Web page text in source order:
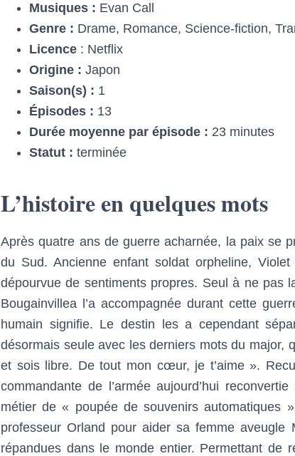
Musiques : Evan Call
Genre : Drame, Romance, Science-fiction,
Licence : Netflix
Origine : Japon
Saison(s) : 1
Épisodes : 13
Durée moyenne par épisode : 23 minutes
Statut : terminée
L’histoire en quelques mots
Après quatre ans de guerre acharnée, la paix se
du Sud. Ancienne enfant soldat orpheline,
dépourvue de sentiments propres. Seul à ne pas
Bougainvillea l’a accompagnée durant cette
humain signifie. Le destin les a cependant
désormais seule avec les derniers mots du major,
et sois libre. De tout mon cœur, je t’aime ».
commandante de l’armée aujourd’hui
métier de « poupée de souvenirs automatiques
professeur Orland pour aider sa femme aveugle
répandues dans le monde entier. Permettant de